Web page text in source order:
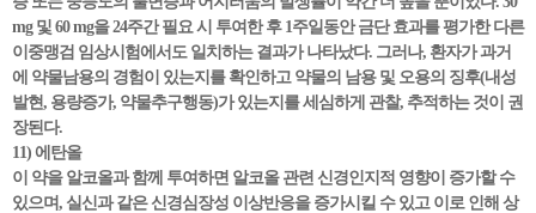
mg 및 60 mg을 24주간 필요 시 투여한 후 1주일동안 금단 효과를 평가한 다른
이중맹검 임상시험에서도 일치하는 결과가 나타났다. 그러나, 환자가 과거
에 약물남용의 경험이 있는지를 확인하고 약물의 남용 및 오용의 징후(내성
발현, 용량증가, 약물추구행동)가 있는지를 세심하게 관찰, 추적하는 것이 권
장된다.
11) 에탄올
이 약을 알코올과 함께 투여하면 알코올 관련 신경인지적 영향이 증가할 수
있으며, 실신과 같은 신경심장성 이상반응을 증가시킬 수 있고 이로 인해 상